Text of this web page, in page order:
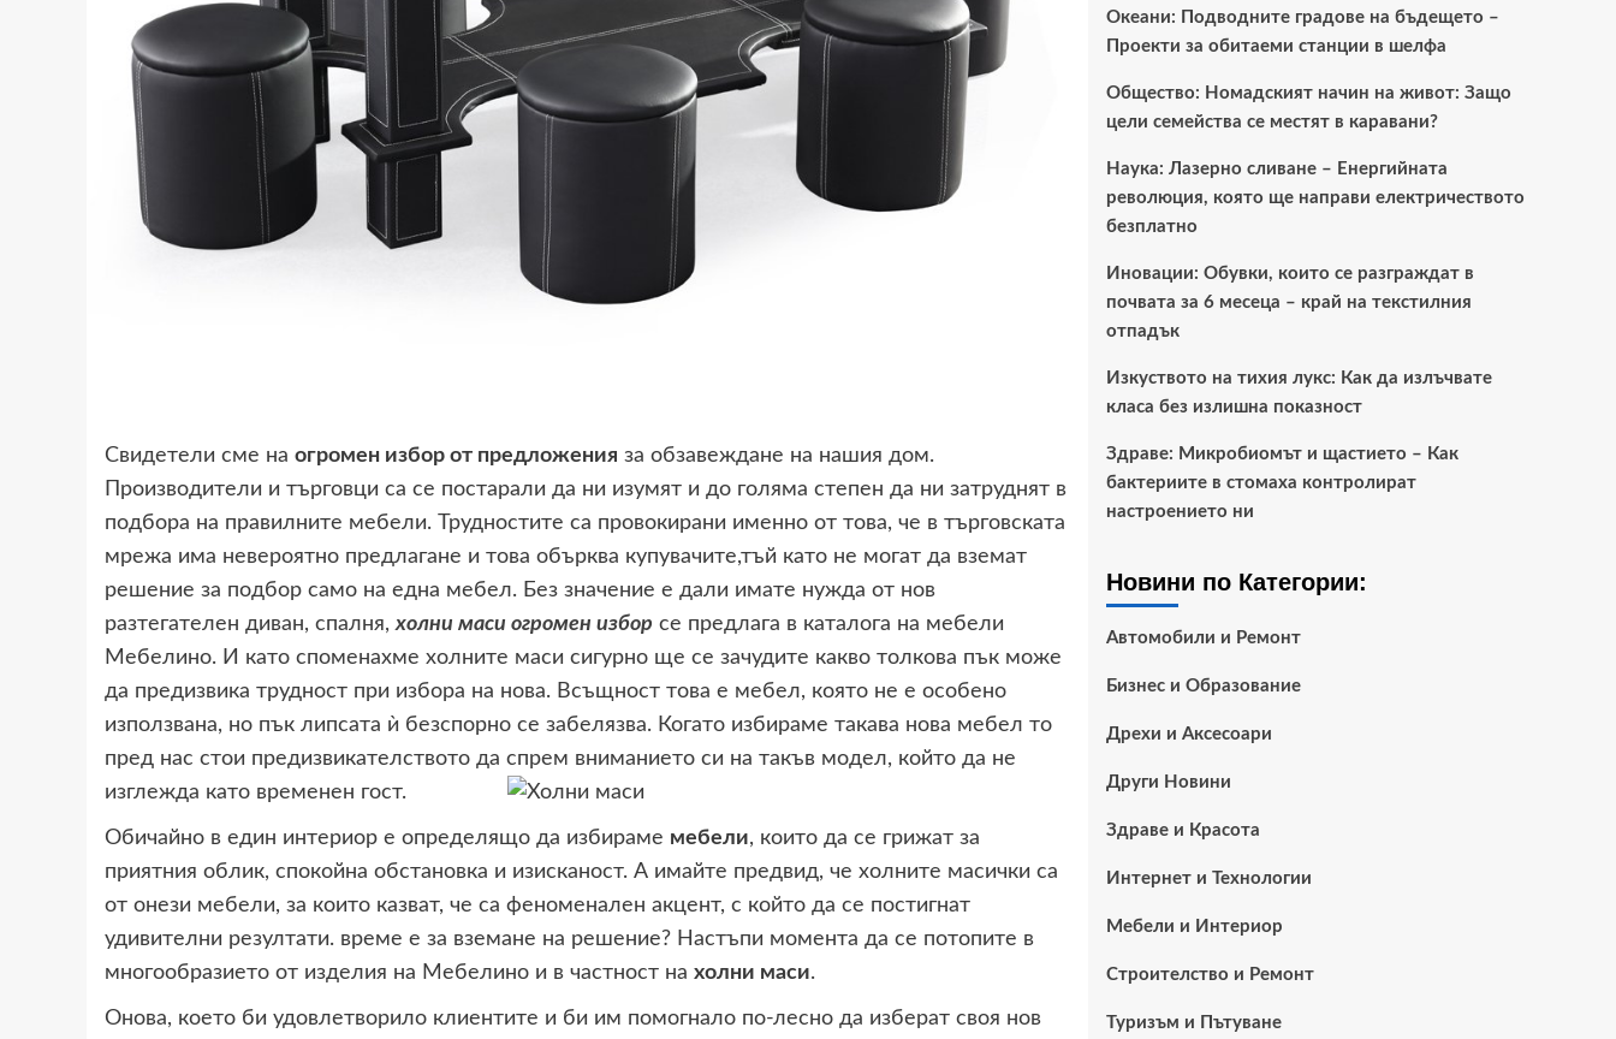
Свидетели сме на огромен избор от предложения за обзавеждане на нашия дом.
Производители и търговци са се постарали да ни изумят и до голяма степен да ни затруднят в
подбора на правилните мебели. Трудностите са провокирани именно от това, че в търговската
мрежа има невероятно предлагане и това обърква купувачите,тъй като не могат да вземат
решение за подбор само на една мебел. Без значение е дали имате нужда от нов
разтегателен диван, спалня,холни маси огромен избор се предлага в каталога на мебели
Мебелино. И като споменахме холните маси сигурно ще се зачудите какво толкова пък може
да предизвика трудност при избора на нова. Всъщност това е мебел, която не е особено
използвана, но пък липсата ѝ безспорно се забелязва. Когато избираме такава нова мебел то
пред нас стои предизвикателството да спрем вниманието си на такъв модел, който да не
изглежда като временен гост.
Обичайно в един интериор е определящо да избираме мебели, които да се грижат за
приятния облик, спокойна обстановка и изисканост. А имайте предвид, че холните масички са
от онези мебели, за които казват, че са феноменален акцент, с който да се постигнат
удивителни резултати. време е за вземане на решение? Настъпи момента да се потопите в
многообразието от изделия на Мебелино и в частност на холни маси.
Онова, което би удовлетворило клиентите и би им помогнало по-лесно да изберат своя нов
Океани: Подводните градове на бъдещето –
Проекти за обитаеми станции в шелфа
Общество: Номадският начин на живот: Защо
цели семейства се местят в каравани?
Наука: Лазерно сливане – Енергийната
революция, която ще направи електричеството
безплатно
Иновации: Обувки, които се разграждат в
почвата за 6 месеца – край на текстилния
отпадък
Изкуството на тихия лукс: Как да излъчвате
класа без излишна показност
Здраве: Микробиомът и щастието – Как
бактериите в стомаха контролират
настроението ни
Новини по Категории:
Автомобили и Ремонт
Бизнес и Образование
Дрехи и Аксесоари
Други Новини
Здраве и Красота
Интернет и Технологии
Мебели и Интериор
Строителство и Ремонт
Туризъм и Пътуване